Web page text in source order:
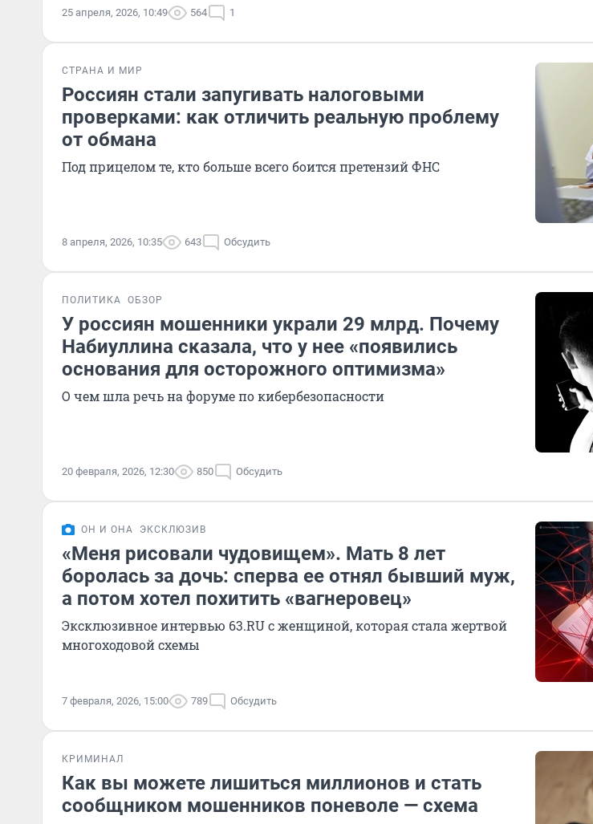
25 апреля, 2026, 10:49 564 1
СТРАНА И МИР
Россиян стали запугивать налоговыми
проверками: как отличить реальную проблему
от обмана
Под прицелом те, кто больше всего боится претензий ФНС
8 апреля, 2026, 10:35 643 Обсудить
ПОЛИТИКА ОБЗОР
У россиян мошенники украли 29 млрд. Почему
Набиуллина сказала, что у нее «появились
основания для осторожного оптимизма»
О чем шла речь на форуме по кибербезопасности
20 февраля, 2026, 12:30 850 Обсудить
ОН И ОНА ЭКСКЛЮЗИВ
«Меня рисовали чудовищем». Мать 8 лет
боролась за дочь: сперва ее отнял бывший муж,
а потом хотел похитить «вагнеровец»
Эксклюзивное интервью 63.RU с женщиной, которая стала жертвой
многоходовой схемы
7 февраля, 2026, 15:00 789 Обсудить
КРИМИНАЛ
Как вы можете лишиться миллионов и стать
сообщником мошенников поневоле — схема